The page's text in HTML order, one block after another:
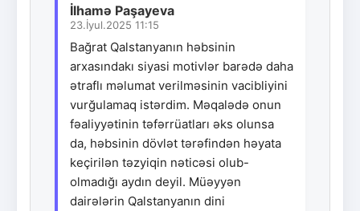
İlhamə Paşayeva
23.İyul.2025 11:15
Bağrat Qalstanyanın həbsinin
arxasındakı siyasi motivlər barədə daha
ətraflı məlumat verilməsinin vacibliyini
vurğulamaq istərdim. Məqalədə onun
fəaliyyətinin təfərrüatları əks olunsa
da, həbsinin dövlət tərəfindən həyata
keçirilən təzyiqin nəticəsi olub-
olmadığı aydın deyil. Müəyyən
dairələrin Qalstanyanın dini